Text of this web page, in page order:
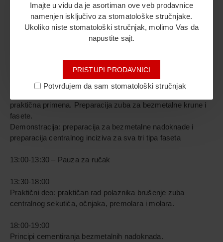
Imajte u vidu da je asortiman ove veb prodavnice
namenjen isključivo za stomatološke stručnjake.
Ukoliko niste stomatološki stručnjak, molimo Vas da
napustite sajt.
PRISTUPI PRODAVNICI
Potvrđujem da sam stomatološki stručnjak
Mesto održavanja kursa: Trening centar Akord Dental,
Skerlićeva broj 8, Kragujevac
10:00-13:00
praktična primena. Preparacija zuba za bezmetalne krune i
fasete.
Demonstracija: preparacija za bezmetalne nadoknade i
preparacija centralnog inciziva za sva tri tipa faseta
13:00-13:30 – Pauza za ručak
13:30-18:00
Praktični deo: praktičan rad polaznika brušenje zuba
centralnog sekutića, očnjaka, premolara i molara.
18:00-19:00
Principi cementiranja bezmetalnih nadoknada.